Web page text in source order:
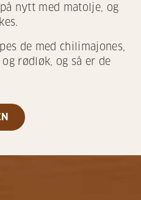
nytt med matolje, og
de med chilimajones,
rødløk, og så er de